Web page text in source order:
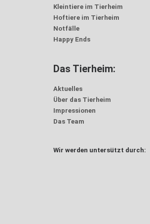
Kleintiere im Tierheim
Hoftiere im Tierheim
Notfälle
Happy Ends
Das Tierheim:
Aktuelles
Über das Tierheim
Impressionen
Das Team
Wir werden untersützt durch: